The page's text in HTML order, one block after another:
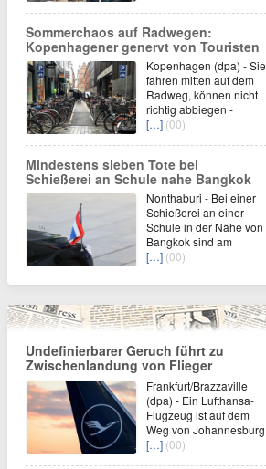
Sommerchaos auf Radwegen:
Kopenhagener genervt von Touristen
Kopenhagen (dpa) - Sie
fahren mitten auf dem
Radweg, können nicht
richtig abbiegen -
[…] (00)
Mindestens sieben Tote bei
Schießerei an Schule nahe Bangkok
Nonthaburi - Bei einer
Schießerei an einer
Schule in der Nähe von
Bangkok sind am
[…] (00)
Undefinierbarer Geruch führt zu
Zwischenlandung von Flieger
Frankfurt/Brazzaville
(dpa) - Ein Lufthansa-
Flugzeug ist auf dem
Weg von Johannesburg
[…] (00)